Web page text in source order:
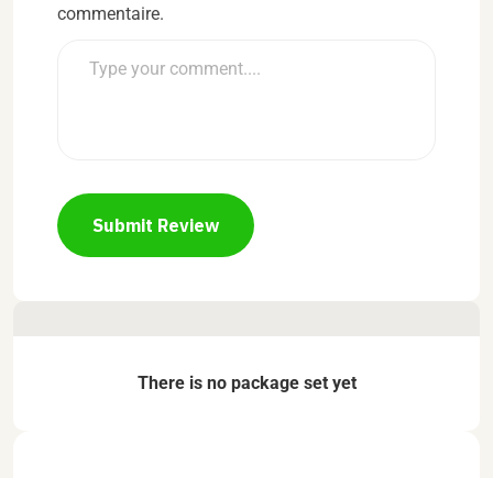
commentaire.
Submit Review
There is no package set yet